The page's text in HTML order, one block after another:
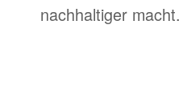
nachhaltiger macht.